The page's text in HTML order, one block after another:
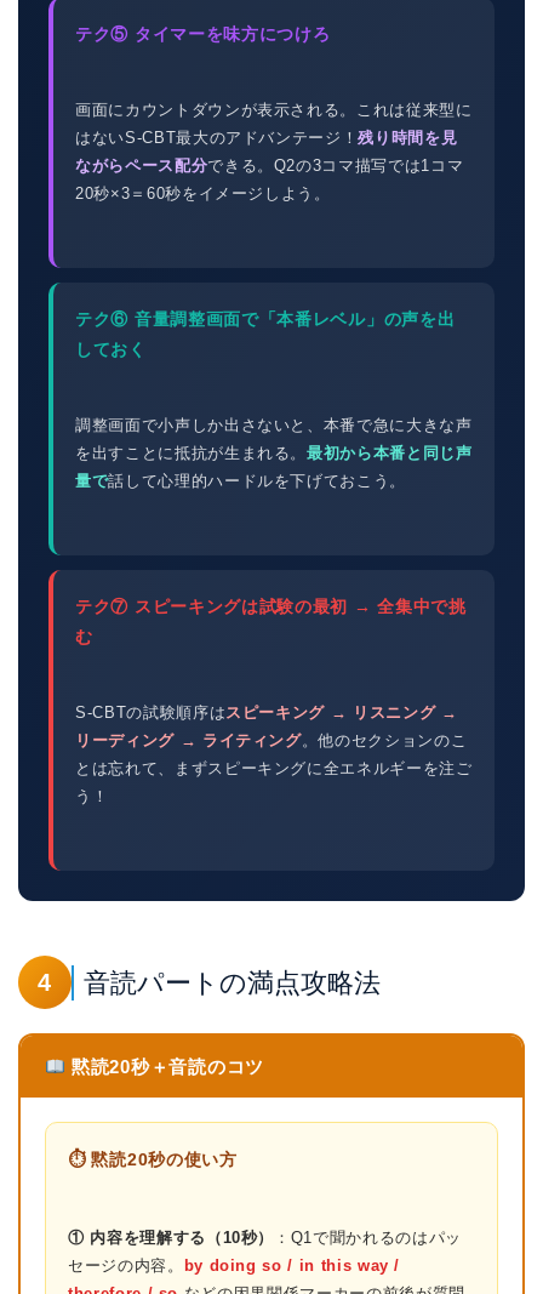
テク⑤ タイマーを味方につけろ
画面にカウントダウンが表示される。これは従来型に
はないS-CBT最大のアドバンテージ！残り時間を見
ながらペース配分できる。Q2の3コマ描写では1コマ
20秒×3＝60秒をイメージしよう。
テク⑥ 音量調整画面で「本番レベル」の声を出
しておく
調整画面で小声しか出さないと、本番で急に大きな声
を出すことに抵抗が生まれる。最初から本番と同じ声
量で話して心理的ハードルを下げておこう。
テク⑦ スピーキングは試験の最初 → 全集中で挑
む
S-CBTの試験順序はスピーキング → リスニング →
リーディング → ライティング。他のセクションのこ
とは忘れて、まずスピーキングに全エネルギーを注ご
う！
4 音読パートの満点攻略法
黙読20秒＋音読のコツ
⏱ 黙読20秒の使い方
① 内容を理解する（10秒）
：Q1で聞かれるのはパッ
セージの内容。
by doing so / in this way /